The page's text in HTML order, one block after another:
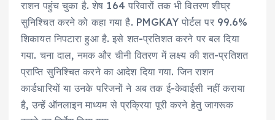
राशन पहुंच चुका है. शेष 164 परिवारों तक भी वितरण शीघ्र
सुनिश्चित करने को कहा गया है. PMGKAY पोर्टल पर 99.6%
शिकायत निपटारा हुआ है. इसे शत-प्रतिशत करने पर बल दिया
गया. चना दाल, नमक और चीनी वितरण में लक्ष्य की शत-प्रतिशत
प्राप्ति सुनिश्चित करने का आदेश दिया गया. जिन राशन
कार्डधारियों या उनके परिजनों ने अब तक ई-केवाईसी नहीं कराया
है, उन्हें ऑनलाइन माध्यम से प्रक्रिया पूरी करने हेतु जागरूक